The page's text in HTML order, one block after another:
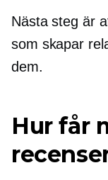
Nästa steg är
som skapar
dem.
Hur får